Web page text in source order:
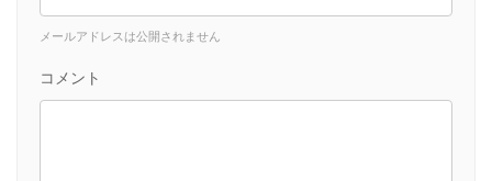
メールアドレスは公開されません
コメント